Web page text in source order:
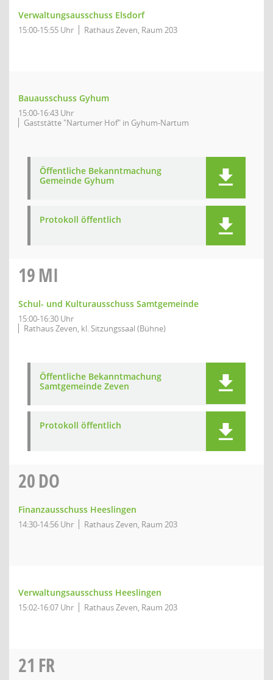
Verwaltungsausschuss Elsdorf
15:00-15:55 Uhr Rathaus Zeven, Raum 203
Bauausschuss Gyhum
15:00-16:43 Uhr
Gaststätte "Nartumer Hof" in Gyhum-Nartum
Öffentliche Bekanntmachung
Gemeinde Gyhum
Protokoll öffentlich
19MI
Schul- und Kulturausschuss Samtgemeinde
15:00-16:30 Uhr
Rathaus Zeven, kl. Sitzungssaal (Bühne)
Öffentliche Bekanntmachung
Samtgemeinde Zeven
Protokoll öffentlich
20DO
Finanzausschuss Heeslingen
14:30-14:56 Uhr Rathaus Zeven, Raum 203
Verwaltungsausschuss Heeslingen
15:02-16:07 Uhr Rathaus Zeven, Raum 203
21 FR